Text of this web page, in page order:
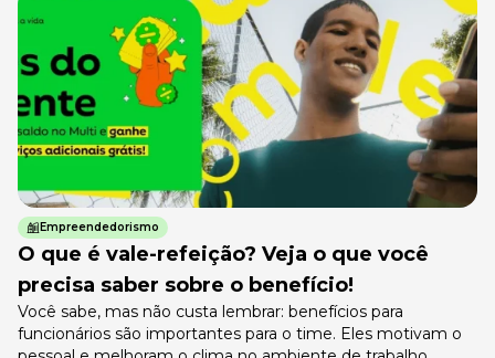
Empreendedorismo
O que é vale-refeição? Veja o que você
precisa saber sobre o benefício!
Você sabe, mas não custa lembrar: benefícios para
funcionários são importantes para o time. Eles motivam o